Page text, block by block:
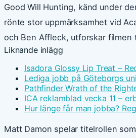
Good Will Hunting, känd under
rönte stor uppmärksamhet vid
och Ben Affleck, utforskar
Liknande inlägg
Isadora Glossy Lip Treat –
Lediga jobb på Göteborgs
Pathfinder Wrath of the
ICA reklamblad vecka 11 –
Hur länge får man jobba?
Matt Damon spelar titelrollen